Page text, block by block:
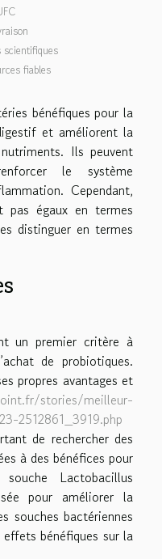
scientifiques
fiables
bénéfiques pour la
et améliorent la
Ils peuvent
le système
Cependant,
égaux en termes
distinguer en termes
un premier critère à
de probiotiques.
propres avantages et
stories/meilleur-
2512861_3919.php
de rechercher des
à des bénéfices pour
Lactobacillus
pour améliorer la
souches bactériennes
bénéfiques sur la